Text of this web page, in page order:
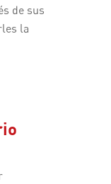
de sus
la